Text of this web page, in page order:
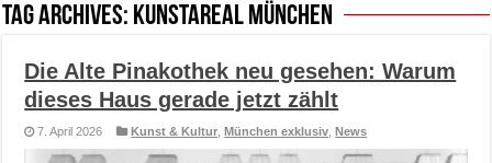
Tag Archives: Kunstareal München
Die Alte Pinakothek neu gesehen: Warum
dieses Haus gerade jetzt zählt
7. April 2026 Kunst & Kultur ,München exklusiv ,News